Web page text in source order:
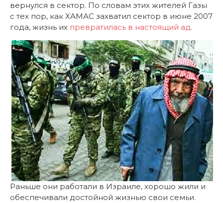
вернулся в сектор. По словам этих жителей Газы
с тех пор, как ХАМАС захватил сектор в июне 2007
года, жизнь их превратилась в настоящий ад.
Раньше они работали в Израиле, хорошо жили и
обеспечивали достойной жизнью свои семьи.